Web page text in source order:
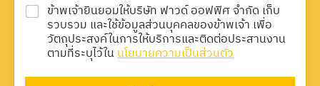
ข้าพเจ้ายินยอมให้บริษัท ฟาวด์ ออฟฟิศ จำกัด เก็บ
รวบรวม และใช้ข้อมูลส่วนบุคคลของข้าพเจ้า เพื่อ
วัตถุประสงค์ในการให้บริการและติดต่อประสานงาน
ตามที่ระบุไว้ในนโยบายความเป็นส่วนตัว